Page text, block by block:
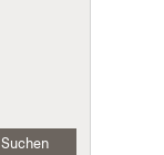
Suchen